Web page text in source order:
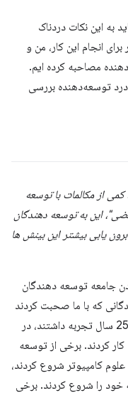
به این نکات دردناک
انجام این کار، من و
توسعه دهنده مصاحبه کرده ایم.
توسعه‌دهنده بررسی
از مکالمات با توسعه
این به توسعه دهندگان
یابی بیشتر این بینش ها
جامعه توسعه دهندگان
که با ما صحبت کردند
تشکر کنم. برخی از توسعه دهندگان بیش از 25 سال تجربه داشتند، در
از سال 2020 شروع به کار کردند. برخی از توسعه
کامپیوتر شروع کردند،
را شروع کردند. برخی